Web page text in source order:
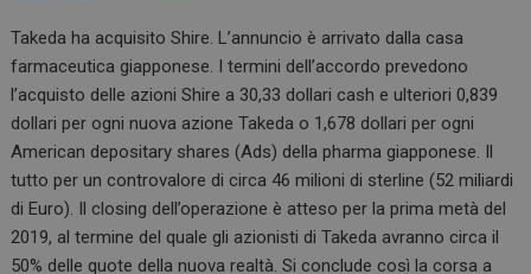
ce
b
o
o
k
ke
dI
n
at
s
A
p
p
Takeda ha acquisito Shire. L’annuncio è arrivato dalla casa
farmaceutica giapponese. I termini dell’accordo prevedono
l’acquisto delle azioni Shire a 30,33 dollari cash e ulteriori 0,839
dollari per ogni nuova azione Takeda o 1,678 dollari per ogni
American depositary shares (Ads) della pharma giapponese. Il
tutto per un controvalore di circa 46 milioni di sterline (52 miliardi
di Euro). Il closing dell’operazione è atteso per la prima metà del
2019, al termine del quale gli azionisti di Takeda avranno circa il
50% delle quote della nuova realtà. Si conclude così la corsa a